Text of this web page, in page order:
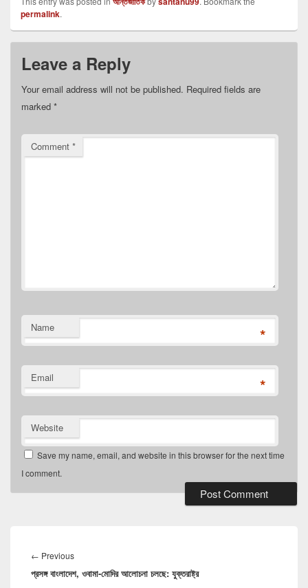
permalink.
Leave a Reply
Your email address will not be published. Required fields are
marked *
Comment *
Name *
Email *
Website
Save my name, email, and website in this browser for the next time
I comment.
navigation
← PreviousPrevious
post:
প্রসঙ্গ বাংলাদেশ, ওবামা-মোদির আলোচনা চলছে: যুক্তরাষ্ট্র